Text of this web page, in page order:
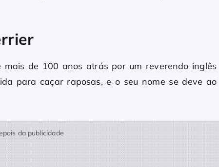
de 100 anos atrás por um reverendo inglês
para caçar raposas, e o seu nome se deve ao
da publicidade